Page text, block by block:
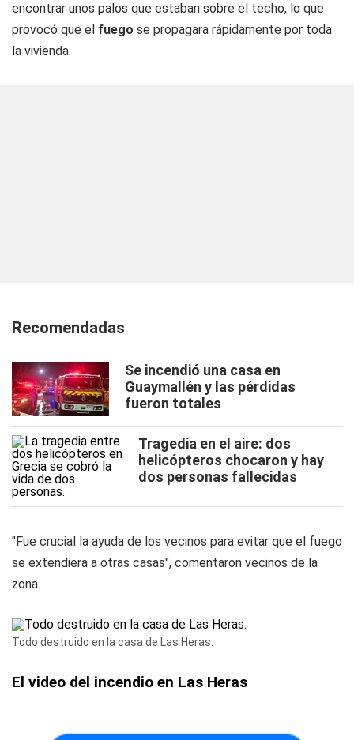
encontrar unos palos que estaban sobre el techo, lo que
provocó que el fuego se propagara rápidamente por toda
la vivienda.
Recomendadas
Se incendió una casa en
Guaymallén y las pérdidas
fueron totales
Tragedia en el aire: dos
helicópteros chocaron y hay
dos personas fallecidas
"Fue crucial la ayuda de los vecinos para evitar que el fuego
se extendiera a otras casas", comentaron vecinos de la
zona.
Todo destruido en la casa de Las Heras.
El video del incendio en Las Heras